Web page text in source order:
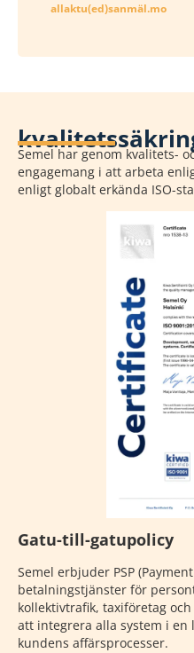
om.lämnas(de)utkalla
Semel har genom kvalitets-
engagemang i att arbeta
enligt globalt erkända ISO-
Gatu-till-gatupolicy
Semel erbjuder PSP
betalningstjänster för
kollektivtrafik, taxiföretag
att integrera alla system i en
kundens affärsprocesser.